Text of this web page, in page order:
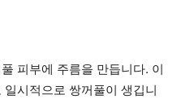
피부에 주름을 만듭니다. 이
시적으로 쌍꺼풀이 생깁니